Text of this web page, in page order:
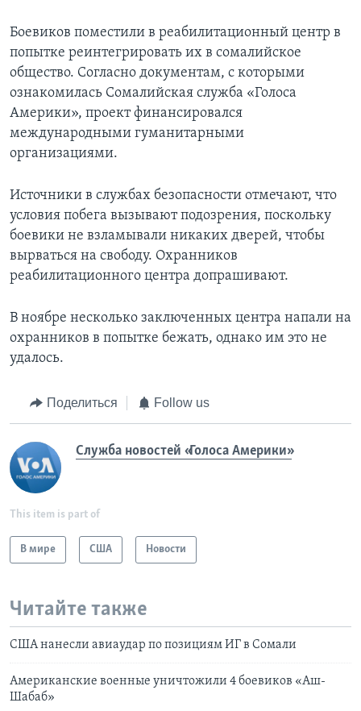
Боевиков поместили в реабилитационный центр в
попытке реинтегрировать их в сомалийское
общество. Согласно документам, с которыми
ознакомилась Сомалийская служба «Голоса
Америки», проект финансировался
международными гуманитарными
организациями.
Источники в службах безопасности отмечают, что
условия побега вызывают подозрения, поскольку
боевики не взламывали никаких дверей, чтобы
вырваться на свободу. Охранников
реабилитационного центра допрашивают.
В ноябре несколько заключенных центра напали на
охранников в попытке бежать, однако им это не
удалось.
Поделиться Follow us
Служба новостей «Голоса Америки»
This item is part of
В мире США Новости
Читайте также
США нанесли авиаудар по позициям ИГ в Сомали
Американские военные уничтожили 4 боевиков «Аш-
Шабаб»